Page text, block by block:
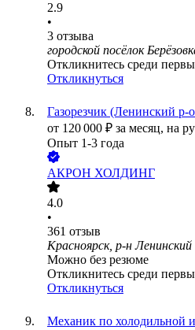
2.9
•
3 отзыва
городской посёлок
Откликнитесь среди
Откликнуться
Газорезчик (Ленинский р-
от 120 000 ₽ за месяц, на
Опыт 1-3 года
АКРОН ХОЛДИНГ
4.0
•
361 отзыв
Красноярск, р-н Ленинский
Можно без резюме
Откликнитесь среди
Откликнуться
Механик по холодильной